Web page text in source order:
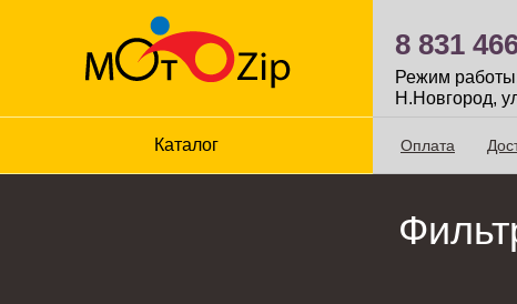
8 831
Режим
Н.Новгород,
Каталог Оплата